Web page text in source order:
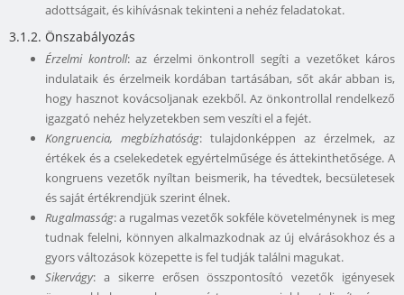
adottságait, és kihívásnak tekinteni a nehéz feladatokat.
3.1.2. Önszabályozás
Érzelmi kontroll: az érzelmi önkontroll segíti a vezetőket káros
indulataik és érzelmeik kordában tartásában, sőt akár abban is,
hogy hasznot kovácsoljanak ezekből. Az önkontrollal rendelkező
igazgató nehéz helyzetekben sem veszíti el a fejét.
Kongruencia, megbízhatóság: tulajdonképpen az érzelmek, az
értékek és a cselekedetek egyértelműsége és áttekinthetősége. A
kongruens vezetők nyíltan beismerik, ha tévedtek, becsületesek
és saját értékrendjük szerint élnek.
Rugalmasság: a rugalmas vezetők sokféle követelménynek is meg
tudnak felelni, könnyen alkalmazkodnak az új elvárásokhoz és a
gyors változások közepette is fel tudják találni magukat.
Sikervágy: a sikerre erősen összpontosító vezetők igényesek